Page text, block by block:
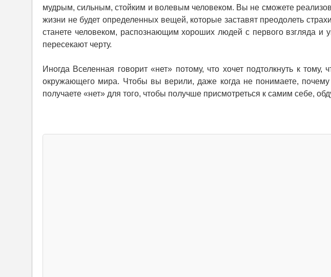
мудрым, сильным, стойким и волевым человеком. Вы не сможете
жизни не будет определенных вещей, которые заставят преодолеть
станете человеком, распознающим хороших людей с первого взгляда и
пересекают черту.
Иногда Вселенная говорит «нет» потому, что хочет подтолкнуть к
окружающего мира. Чтобы вы верили, даже когда не понимаете,
получаете «нет» для того, чтобы получше присмотреться к самим себе,